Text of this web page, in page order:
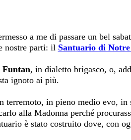
a me di passare un bel
nostre parti: il Santuario di Notre
Funtan, in dialetto brigasco, o,
ignoto ai più.
terremoto, in pieno medio evo,
alla Madonna perché
è stato costruito dove, con